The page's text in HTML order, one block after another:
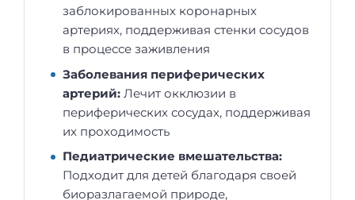
заблокированных коронарных
артериях, поддерживая стенки сосудов
в процессе заживления
Заболевания периферических
артерий: Лечит окклюзии в
периферических сосудах, поддерживая
их проходимость
Педиатрические вмешательства:
Подходит для детей благодаря своей
биоразлагаемой природе,